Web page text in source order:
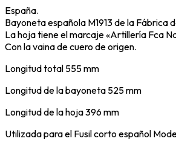
España.
Bayoneta española M1913 de la Fábrica
La hoja tiene el marcaje «Artillería Fca
Con la vaina de cuero de origen.
Longitud total 555 mm
Longitud de la bayoneta 525 mm
Longitud de la hoja 396 mm
Utilizada para el Fusil corto español